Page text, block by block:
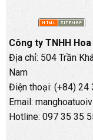
Công ty TNHH
Địa chỉ: 504 Trần
Nam
Điện thoại: (+84)
Email:
Hotline: 097 35 35